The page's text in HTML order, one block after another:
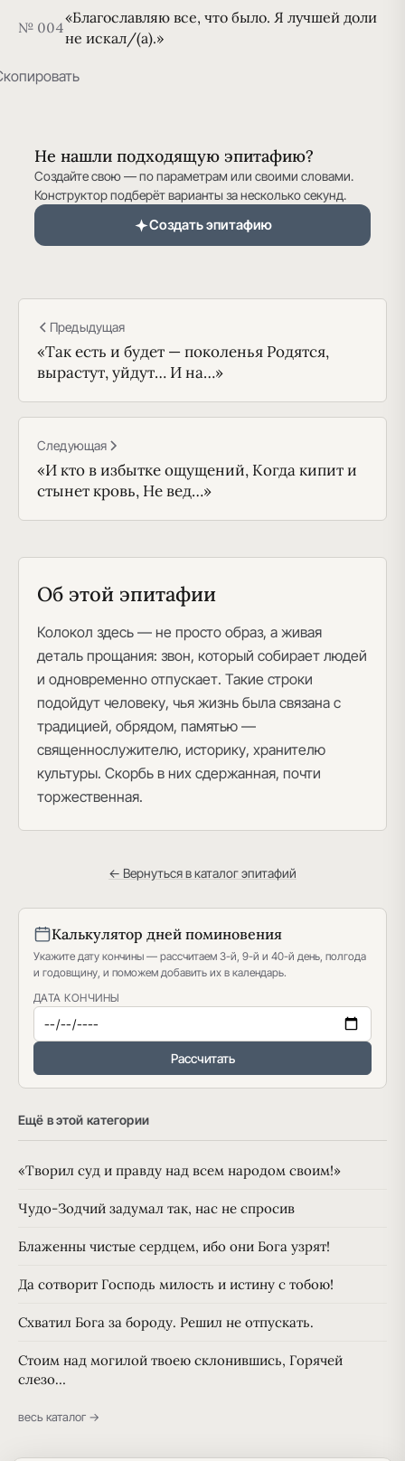
№ 004
«Благославляю все, что было. Я лучшей доли
не искал/(а).»
Не нашли подходящую эпитафию?
Создайте свою — по параметрам или своими словами.
Конструктор подберёт варианты за несколько секунд.
Создать эпитафию
Предыдущая
«Так есть и будет — поколенья Родятся,
вырастут, уйдут… И на…»
Следующая
«И кто в избытке ощущений, Когда кипит и
стынет кровь, Не вед…»
Об этой эпитафии
Колокол здесь — не просто образ, а живая
деталь прощания: звон, который собирает людей
и одновременно отпускает. Такие строки
подойдут человеку, чья жизнь была связана с
традицией, обрядом, памятью —
священнослужителю, историку, хранителю
культуры. Скорбь в них сдержанная, почти
торжественная.
← Вернуться в каталог эпитафий
Калькулятор дней поминовения
Укажите дату кончины — рассчитаем 3-й, 9-й и 40-й день, полгода
и годовщину, и поможем добавить их в календарь.
ДАТА КОНЧИНЫ
Рассчитать
Ещё в этой категории
«Творил суд и правду над всем народом своим!»
Чудо-Зодчий задумал так, нас не спросив
Блаженны чистые сердцем, ибо они Бога узрят!
Да сотворит Господь милость и истину с тобою!
Схватил Бога за бороду. Решил не отпускать.
Стоим над могилой твоею склонившись, Горячей
слезо…
весь каталог →